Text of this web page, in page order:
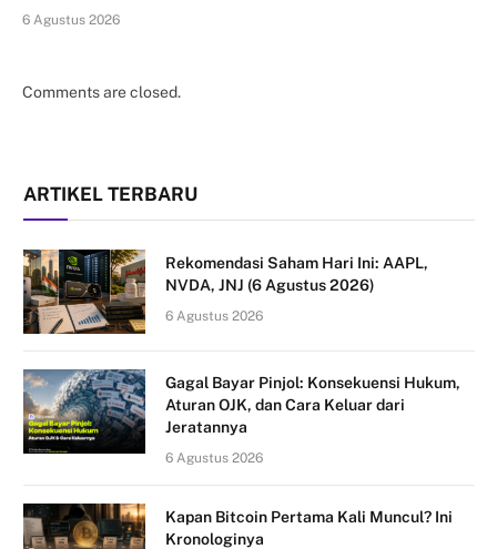
6 Agustus 2026
Comments are closed.
ARTIKEL TERBARU
Rekomendasi Saham Hari Ini: AAPL,
NVDA, JNJ (6 Agustus 2026)
6 Agustus 2026
Gagal Bayar Pinjol: Konsekuensi Hukum,
Aturan OJK, dan Cara Keluar dari
Jeratannya
6 Agustus 2026
Kapan Bitcoin Pertama Kali Muncul? Ini
Kronologinya